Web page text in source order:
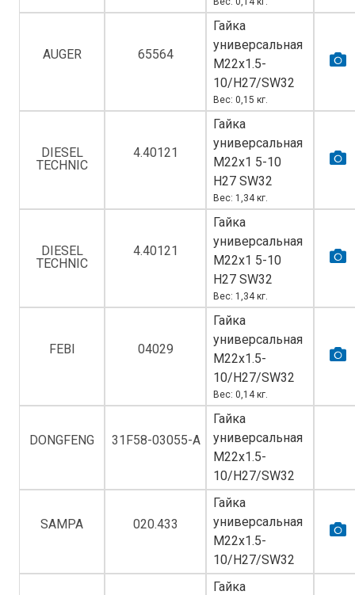
AUGER 65564
Гайка
универсальная
M22х1.5-
10/H27/SW32
Вес: 0,15 кг.
DIESEL
TECHNIC
4.40121
Гайка
универсальная
M22х1 5-10
H27 SW32
Вес: 1,34 кг.
DIESEL
TECHNIC
4.40121
Гайка
универсальная
M22х1 5-10
H27 SW32
Вес: 1,34 кг.
FEBI 04029
Гайка
универсальная
M22х1.5-
10/H27/SW32
Вес: 0,14 кг.
DONGFENG 31F58-03055-A
Гайка
универсальная
M22х1.5-
10/H27/SW32
SAMPA 020.433
Гайка
универсальная
M22х1.5-
10/H27/SW32
Гайка